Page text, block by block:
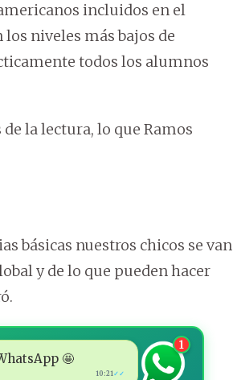
incluidos en el
niveles más bajos de
todos los alumnos
la lectura, lo que Ramos
básicas nuestros chicos se van
y de lo que pueden hacer
🤩
10:21✓✓
1